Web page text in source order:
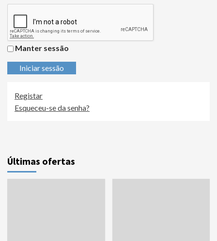
Manter sessão
Iniciar sessão
Registar
Esqueceu-se da senha?
Últimas ofertas